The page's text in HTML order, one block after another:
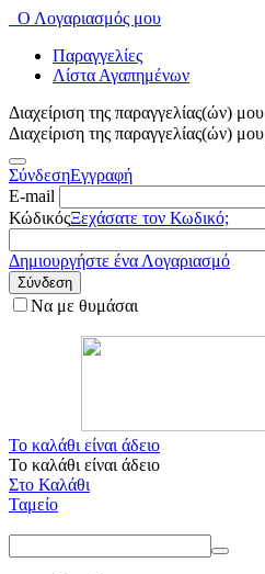
Ο Λογαριασμός μου
Παραγγελίες
Λίστα Αγαπημένων
Διαχείριση της παραγγελίας(ών) μου
Διαχείριση της παραγγελίας(ών) μου
ΣύνδεσηΕγγραφή
E-mail
ΚώδικόςΞεχάσατε τον Κωδικό;
Δημιουργήστε ένα Λογαριασμό
Σύνδεση
Να με θυμάσαι
Το καλάθι είναι άδειο
Το καλάθι είναι άδειο
Στο Καλάθι
Ταμείο